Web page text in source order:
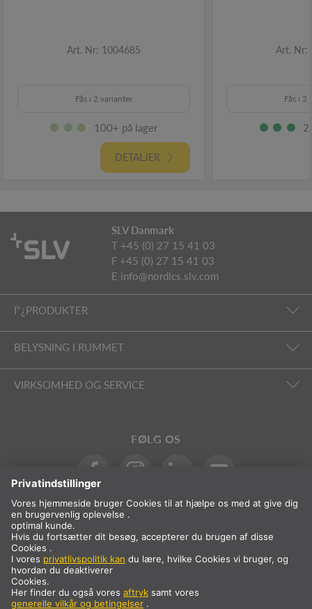
Art. Nr: 1004685
Fås i 2 varianter
100+ på lager
DETALJER
Art. Nr:
Fås i 2
SLV Danmark
T +45 (0) 27 15 41 03
F +45 (0) 27 15 41 03
E info@nordics.slv.com
Ï"¿PRODUKTER
BELYSNING I RUMMET
VIRKSOMHED OG SERVICE
FØLG OS
International
DA
Danmark
* Prisen er eksklusive moms og fragt, som tilføjes ved køb.